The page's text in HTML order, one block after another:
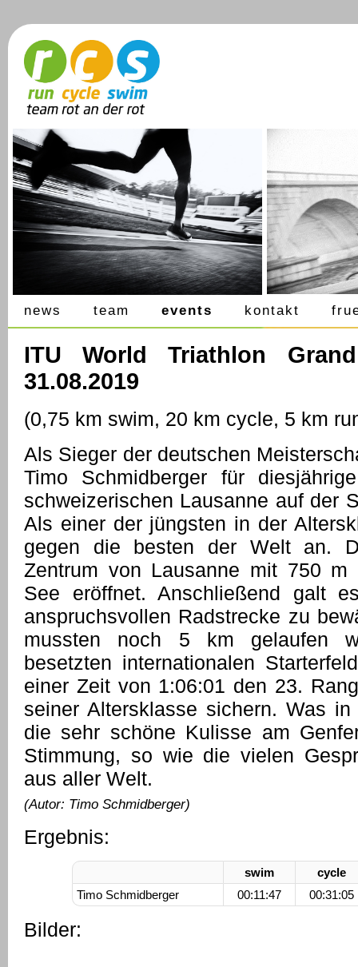
news team events kontakt
ITU World Triathlon
31.08.2019
(0,75 km swim, 20 km cycle, 5 km
Als Sieger der deutschen
Timo Schmidberger für
schweizerischen Lausanne auf der
Als einer der jüngsten in der
gegen die besten der Welt an.
Zentrum von Lausanne mit 750 m
See eröffnet. Anschließend galt
anspruchsvollen Radstrecke zu
mussten noch 5 km gelaufen
besetzten internationalen
einer Zeit von 1:06:01 den 23.
seiner Altersklasse sichern. Was
die sehr schöne Kulisse am
Stimmung, so wie die vielen
aus aller Welt.
(Autor: Timo Schmidberger)
Ergebnis:
swim
cycle
Timo Schmidberger
00:11:47 00:31:05
Bilder: